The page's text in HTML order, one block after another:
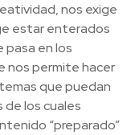
nos exige
estar enterados
en los
nos permite hacer
que puedan
los cuales
“preparado”